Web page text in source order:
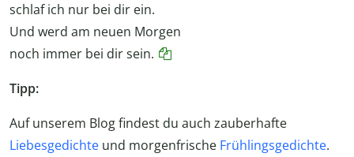
schlaf ich nur bei dir ein.
Und werd am neuen Morgen
noch immer bei dir sein.
Tipp:
Auf unserem Blog findest du auch zauberhafte
Liebesgedichte und morgenfrische Frühlingsgedichte.